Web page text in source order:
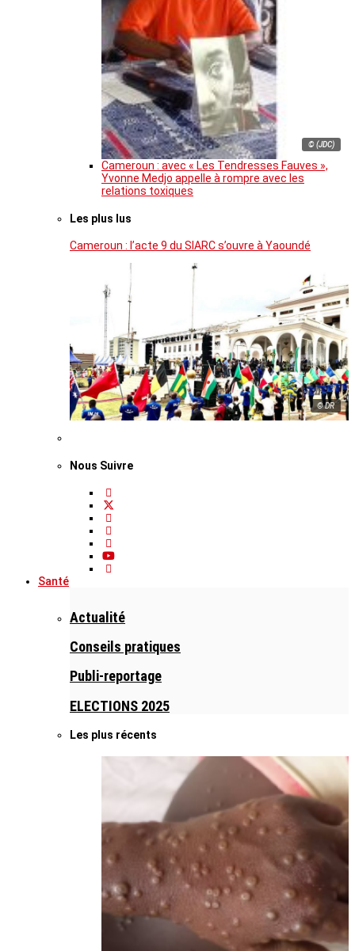
© (JDC)
Cameroun : avec « Les Tendresses Fauves »,
Yvonne Medjo appelle à rompre avec les
relations toxiques
Les plus lus
Cameroun : l’acte 9 du SIARC s’ouvre à Yaoundé
© DR
Nous Suivre
Santé
Actualité
Conseils pratiques
Publi-reportage
ELECTIONS 2025
Les plus récents